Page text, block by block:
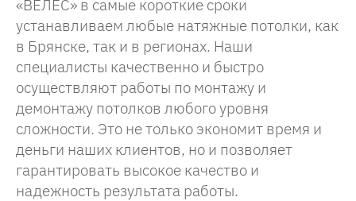
«ВЕЛЕС» в самые короткие сроки
устанавливаем любые натяжные потолки, как
в Брянске, так и в регионах. Наши
специалисты качественно и быстро
осуществляют работы по монтажу и
демонтажу потолков любого уровня
сложности. Это не только экономит время и
деньги наших клиентов, но и позволяет
гарантировать высокое качество и
надежность результата работы.